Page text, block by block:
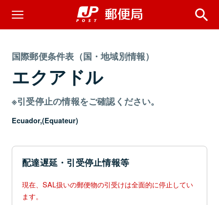
国際郵便条件表（国・地域別情報）
エクアドル
※引受停止の情報をご確認ください。
Ecuador,(Equateur)
配達遅延・引受停止情報等
現在、SAL扱いの郵便物の引受けは全面的に停止してい
ます。